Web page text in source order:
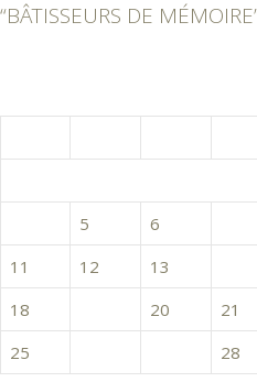
“BÂTISSEURS DE
5 6
11
12 13
18
20 21
25
28